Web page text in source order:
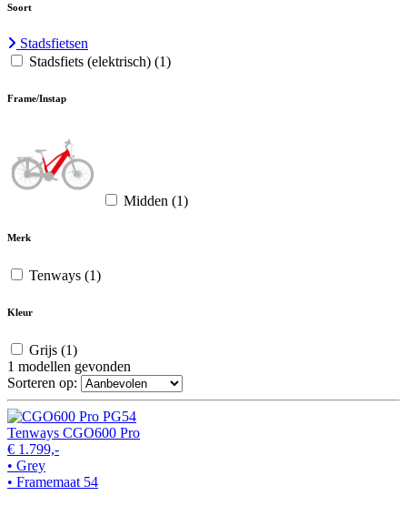
Soort
Stadsfietsen
Stadsfiets (elektrisch) (1)
Frame/Instap
Midden (1)
Merk
Tenways (1)
Kleur
Grijs (1)
1 modellen gevonden
Sorteren op:
Tenways CGO600 Pro
€ 1.799,-
• Grey
• Framemaat 54